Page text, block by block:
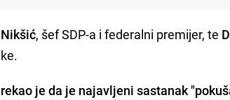
, šef SDP-a i federalni premijer, te
je da je najavljeni sastanak